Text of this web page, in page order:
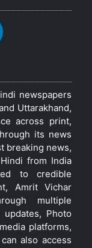
newspapers
Uttarakhand,
across print,
its news
breaking news,
from India
to credible
Amrit Vichar
multiple
Photo
platforms,
also access